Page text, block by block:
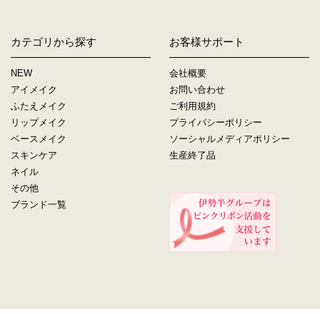
カテゴリから探す
NEW
アイメイク
ふたえメイク
リップメイク
ベースメイク
スキンケア
ネイル
その他
ブランド一覧
お客様サポート
会社概要
お問い合わせ
ご利用規約
プライバシーポリシー
ソーシャルメディアポリシー
生産終了品